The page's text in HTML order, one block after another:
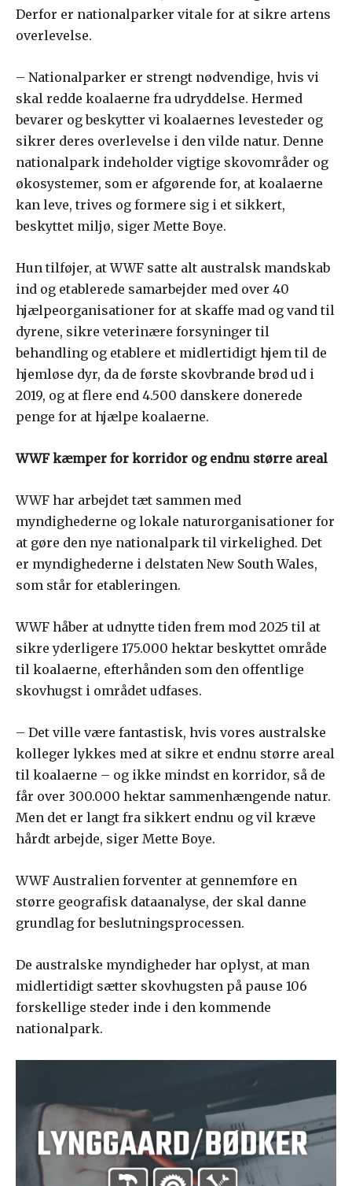
Derfor er nationalparker vitale for at sikre artens
overlevelse.
– Nationalparker er strengt nødvendige, hvis vi
skal redde koalaerne fra udryddelse. Hermed
bevarer og beskytter vi koalaernes levesteder og
sikrer deres overlevelse i den vilde natur. Denne
nationalpark indeholder vigtige skovområder og
økosystemer, som er afgørende for, at koalaerne
kan leve, trives og formere sig i et sikkert,
beskyttet miljø, siger Mette Boye.
Hun tilføjer, at WWF satte alt australsk mandskab
ind og etablerede samarbejder med over 40
hjælpeorganisationer for at skaffe mad og vand til
dyrene, sikre veterinære forsyninger til
behandling og etablere et midlertidigt hjem til de
hjemløse dyr, da de første skovbrande brød ud i
2019, og at flere end 4.500 danskere donerede
penge for at hjælpe koalaerne.
WWF kæmper for korridor og endnu større areal
WWF har arbejdet tæt sammen med
myndighederne og lokale naturorganisationer for
at gøre den nye nationalpark til virkelighed. Det
er myndighederne i delstaten New South Wales,
som står for etableringen.
WWF håber at udnytte tiden frem mod 2025 til at
sikre yderligere 175.000 hektar beskyttet område
til koalaerne, efterhånden som den offentlige
skovhugst i området udfases.
– Det ville være fantastisk, hvis vores australske
kolleger lykkes med at sikre et endnu større areal
til koalaerne – og ikke mindst en korridor, så de
får over 300.000 hektar sammenhængende natur.
Men det er langt fra sikkert endnu og vil kræve
hårdt arbejde, siger Mette Boye.
WWF Australien forventer at gennemføre en
større geografisk dataanalyse, der skal danne
grundlag for beslutningsprocessen.
De australske myndigheder har oplyst, at man
midlertidigt sætter skovhugsten på pause 106
forskellige steder inde i den kommende
nationalpark.